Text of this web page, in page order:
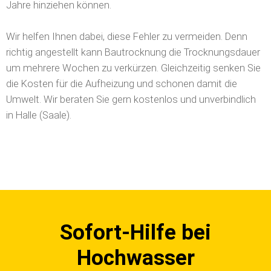
Jahre hinziehen können.
Wir helfen Ihnen dabei, diese Fehler zu vermeiden. Denn
richtig angestellt kann Bautrocknung die Trocknungsdauer
um mehrere Wochen zu verkürzen. Gleichzeitig senken Sie
die Kosten für die Aufheizung und schonen damit die
Umwelt. Wir beraten Sie gern kostenlos und unverbindlich
in Halle (Saale).
Sofort-Hilfe bei
Hochwasser